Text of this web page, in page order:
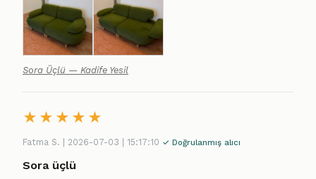
Sora Üçlü — Kadife Yesil
★ ★ ★ ★ ★
Fatma S. | 2026-07-03 | 15:17:10 ✓ Doğrulanmış alıcı
Sora üçlü